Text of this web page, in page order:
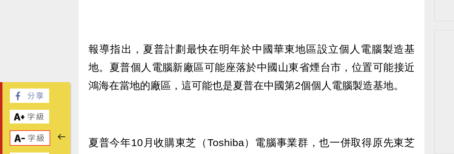
報導指出，夏普計劃最快在明年於中國華東地區設立個人電腦製造基
地。夏普個人電腦新廠區可能座落於中國山東省煙台市，位置可能接近
鴻海在當地的廠區，這可能也是夏普在中國第2個個人電腦製造基地。
夏普今年10月收購東芝（Toshiba）電腦事業群，也一併取得原先東芝